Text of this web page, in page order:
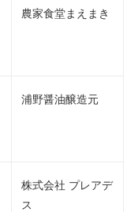
農家食堂まえまき
浦野醤油醸造元
株式会社 プレアデ
ス